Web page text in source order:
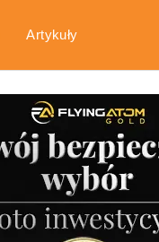
Artykuły